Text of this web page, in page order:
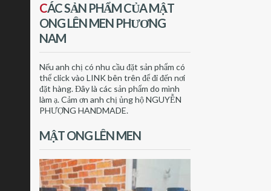
CÁC SẢN PHẨM CỦA MẬT
ONG LÊN MEN PHƯƠNG
NAM
Nếu anh chị có nhu cầu đặt sản phẩm có
thể click vào LINK bên trên để đi đến nơi
đặt hàng. Đây là các sản phẩm do mình
làm ạ. Cảm ơn anh chị ủng hộ NGUYỄN
PHƯỢNG HANDMADE.
MẬT ONG LÊN MEN